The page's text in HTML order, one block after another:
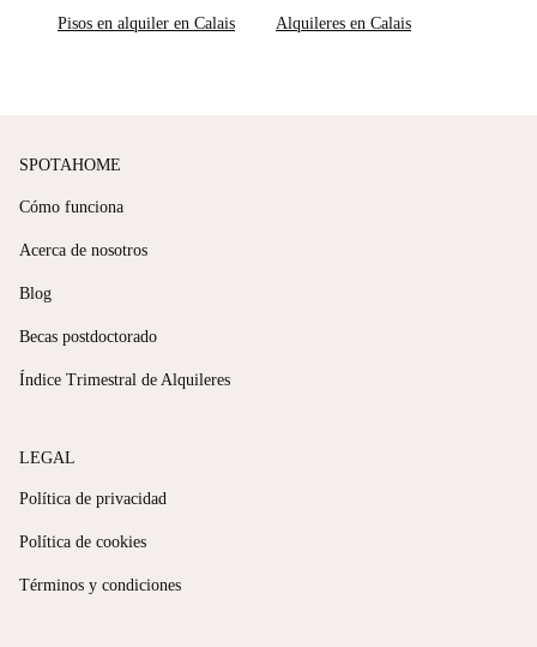
Pisos en alquiler en Calais
Alquileres en Calais
SPOTAHOME
Cómo funciona
Acerca de nosotros
Blog
Becas postdoctorado
Índice Trimestral de Alquileres
LEGAL
Política de privacidad
Política de cookies
Términos y condiciones